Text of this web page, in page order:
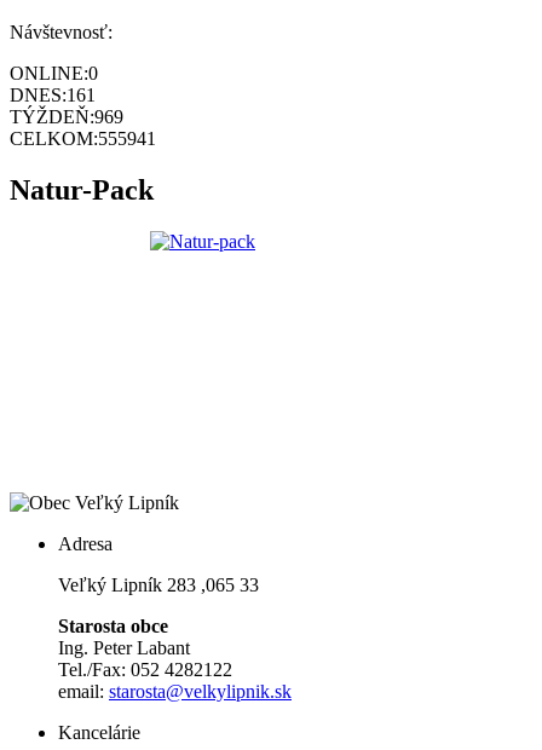
Návštevnosť:
ONLINE:0
DNES:161
TÝŽDEŇ:969
CELKOM:555941
Natur-Pack
Adresa
Veľký Lipník 283 ,065 33
Starosta obce
Ing. Peter Labant
Tel./Fax: 052 4282122
email: starosta@velkylipnik.sk
Kancelárie